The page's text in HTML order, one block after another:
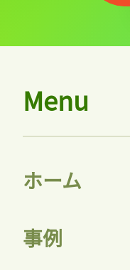
Menu
ホーム
事例